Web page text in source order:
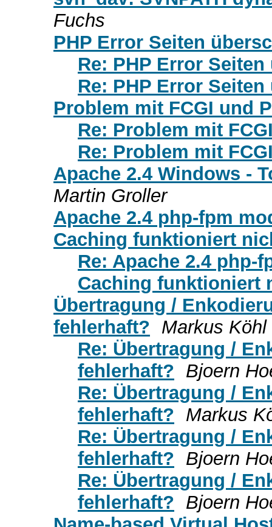
Fuchs
PHP Error Seiten
Re: PHP Error
Re: PHP Error
Problem mit FCGI und
Re: Problem mit
Re: Problem mit
Apache 2.4 Windows -
Martin Groller
Apache 2.4 php-fpm
Caching funktioniert
Re: Apache 2.4 php-
Caching funktioniert
Übertragung /
fehlerhaft? Markus Köhl
Re: Übertragung /
fehlerhaft? Bjoern
Re: Übertragung /
fehlerhaft? Markus
Re: Übertragung /
fehlerhaft? Bjoern
Re: Übertragung /
fehlerhaft? Bjoern